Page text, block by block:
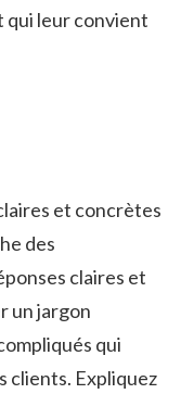
qui leur convient
et ⁢concrètes‍
des
claires ‌et
un jargon
qui
clients. Expliquez